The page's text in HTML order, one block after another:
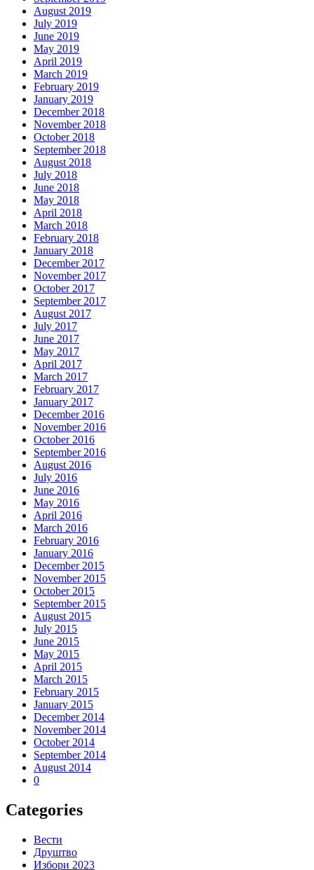
August 2019
July 2019
June 2019
May 2019
April 2019
March 2019
February 2019
January 2019
December 2018
November 2018
October 2018
September 2018
August 2018
July 2018
June 2018
May 2018
April 2018
March 2018
February 2018
January 2018
December 2017
November 2017
October 2017
September 2017
August 2017
July 2017
June 2017
May 2017
April 2017
March 2017
February 2017
January 2017
December 2016
November 2016
October 2016
September 2016
August 2016
July 2016
June 2016
May 2016
April 2016
March 2016
February 2016
January 2016
December 2015
November 2015
October 2015
September 2015
August 2015
July 2015
June 2015
May 2015
April 2015
March 2015
February 2015
January 2015
December 2014
November 2014
October 2014
September 2014
August 2014
0
Categories
Вести
Друштво
Избори 2023